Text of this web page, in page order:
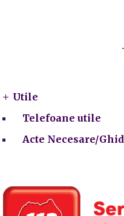
Utile
Telefoane utile
Acte Necesare/Ghid